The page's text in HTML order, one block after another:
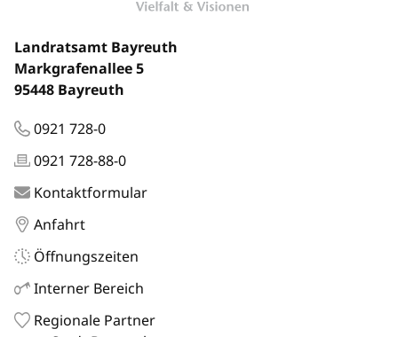
Landratsamt Bayreuth
Markgrafenallee 5
95448 Bayreuth
0921 728-0
0921 728-88-0
Kontaktformular
Anfahrt
Öffnungszeiten
Interner Bereich
Regionale Partner